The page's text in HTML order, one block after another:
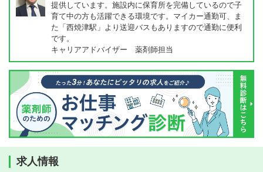
提供しています。施設内に保育所を完備しているので子
育て中の方も活躍できる環境です。マイカー通勤可、ま
た「西焼津駅」より送迎バスもありますので通勤に便利
です。
キャリアアドバイザー 薬剤師担当
求人情報